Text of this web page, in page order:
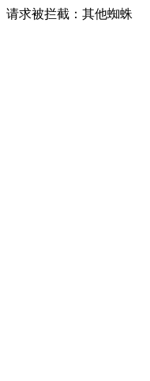
请求被拦截：其他蜘蛛